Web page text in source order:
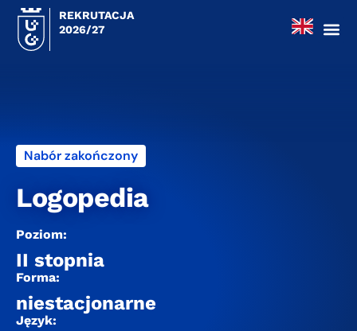
REKRUTACJA
2026/27
Nabór zakończony
Logopedia
Poziom:
II stopnia
Forma:
niestacjonarne
Język: